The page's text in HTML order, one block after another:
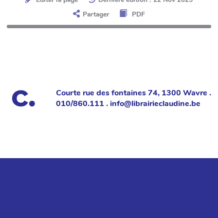
Partager
PDF
Courte rue des fontaines 74, 1300 Wavre .
010/860.111 . info@librairieclaudine.be